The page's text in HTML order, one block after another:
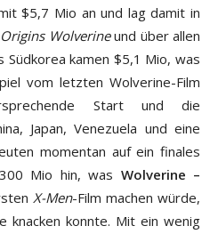
$5,7 Mio an und lag damit in
Wolverineund über allen
Südkorea kamen $5,1 Mio, was
vom letzten Wolverine-Film
Start und die
Japan, Venezuela und eine
momentan auf ein finales
Mio hin, was Wolverine –
X-Men-Film machen würde,
knacken konnte. Mit ein wenig